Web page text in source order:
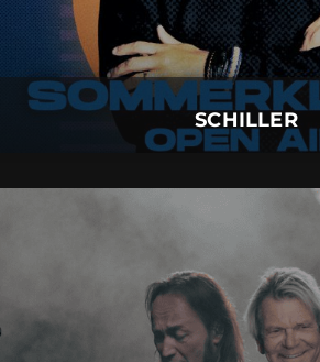
SCHILLER
Mehr Details
MATTHIAS
September 2026 |